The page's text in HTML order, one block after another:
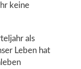
keine
als
Leben hat